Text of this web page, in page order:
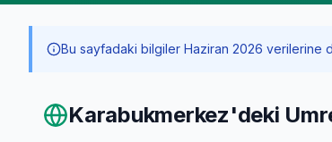
Bu sayfadaki bilgiler Haziran 2026 verilerine
Karabukmerkez'deki